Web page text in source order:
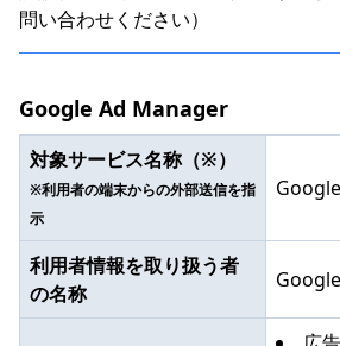
問い合わせください）
Google Ad Manager
対象サービス名称（※）
※利用者の端末からの外部送信を指
示
利用者情報を取り扱う者
の名称